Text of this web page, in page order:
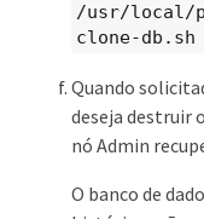
/usr/local/
clone-db.sh
Quando
deseja destruir
nó Admin
O banco de